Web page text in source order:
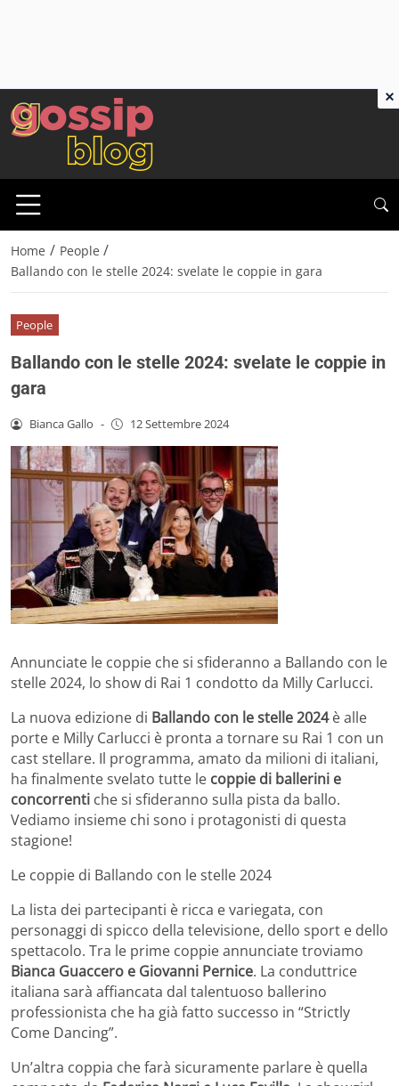
Home / People /
Ballando con le stelle 2024: svelate le coppie in gara
People
Ballando con le stelle 2024: svelate le coppie in
gara
Bianca Gallo - 12 Settembre 2024
Annunciate le coppie che si sfideranno a Ballando con le
stelle 2024, lo show di Rai 1 condotto da Milly Carlucci.
La nuova edizione di Ballando con le stelle 2024è alle
porte e Milly Carlucci è pronta a tornare su Rai 1 con un
cast stellare. Il programma, amato da milioni di italiani,
ha finalmente svelato tutte le coppie di ballerini e
concorrenti che si sfideranno sulla pista da ballo.
Vediamo insieme chi sono i protagonisti di questa
stagione!
Le coppie di Ballando con le stelle 2024
La lista dei partecipanti è ricca e variegata, con
personaggi di spicco della televisione, dello sport e dello
spettacolo. Tra le prime coppie annunciate troviamo
Bianca Guaccero e Giovanni Pernice. La conduttrice
italiana sarà affiancata dal talentuoso ballerino
professionista che ha già fatto successo in “Strictly
Come Dancing”.
Un’altra coppia che farà sicuramente parlare è quella
×